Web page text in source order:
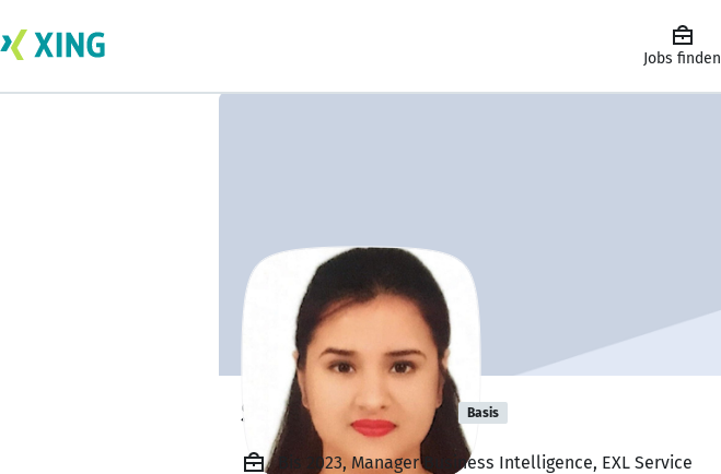
Jobs finden
Srishti Dhawan Basis
Bis 2023, Manager Business Intelligence, EXL Service